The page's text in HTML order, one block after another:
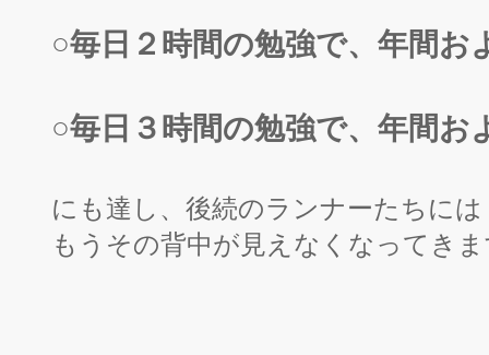
○毎日２時間の勉強で、年間お
○毎日３時間の勉強で、年間お
にも達し、後続のランナーたちには
もうその背中が見えなくなってき